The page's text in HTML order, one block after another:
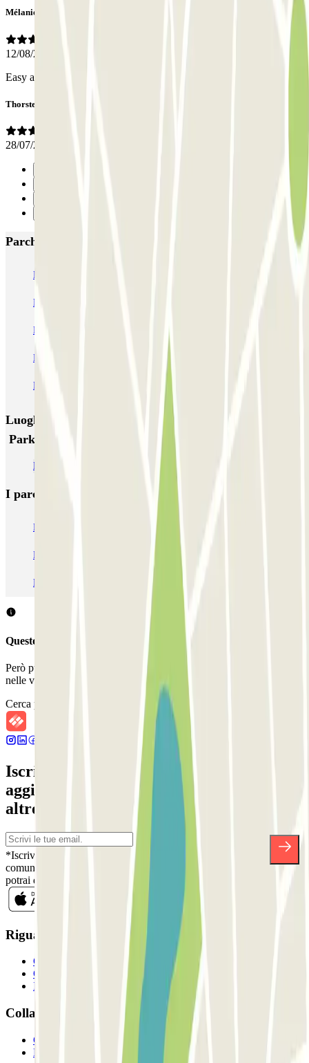
Mélanie
12/08/2024
Easy access, parking very clean, good location
Thorsten
28/07/2024
Parcheggi più popolari a Rotterdam
ParkBee Arrivals
ParkBee Groot Handelsgebouw P1
ParkBee Groot Handelsgebouw P2
ParkBee Prins Alexanderplein B ParkBee Tiendplein
ParkBee Wijnstraat 100 Q-Park Weena
Luoghi ed eventi che potrebbero interessarti vicino a
ParkBee Groot Handelsgebouw P1
Parcheggi all’Aeroporto di Rotterdam - L'Aia (RTM)
I parcheggi
Parcheggio Venezia Parcheggio Piazzale Roma Venezia
Parcheggio Roma Parcheggio Milano
Parcheggio Malpensa Terminal 1
Questo parcheggio non accetta prenotazioni con Parclick.
Però puoi sempre prenotare un posto auto in uno di questi parcheggi
nelle vicinanze!
Cerca parcheggi vicini
Iscriviti alla nostra Newsletter e rimani
aggiornato su sconti, concorsi e tante
altre sorprese.
*Iscrivendoti, accetti la nostra Informativa sulla Privacy per ricevere
comunicazioni commerciali da Parclick. Senza alcun impegno,
potrai disiscriverti quando vuoi direttamente dalla stessa newsletter.
Riguardo a Parclcik
Chi siamo
Come funziona?
I Nostri Parcheggi
Collaboriamo?
Collaboratori
Proprietari di parcheggio